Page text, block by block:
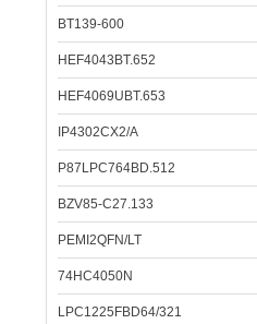
BT139-600
HEF4043BT.652
HEF4069UBT.653
IP4302CX2/A
P87LPC764BD.512
BZV85-C27.133
PEMI2QFN/LT
74HC4050N
LPC1225FBD64/321